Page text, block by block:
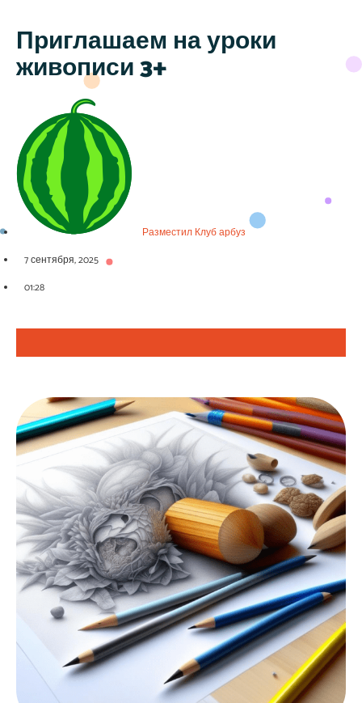
Приглашаем на уроки
живописи 3+
Разместил Клуб арбуз
7 сентября, 2025
01:28